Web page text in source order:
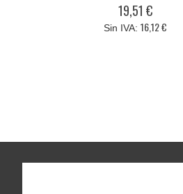
19,51 €
16,12 €